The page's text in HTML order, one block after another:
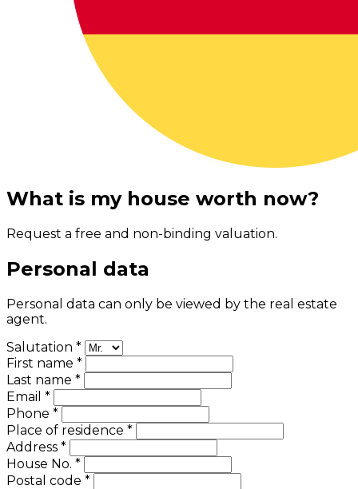
What is my house worth now?
Request a free and non-binding valuation.
Personal data
Personal data can only be viewed by the real estate
agent.
Salutation *
First name *
Last name *
Email *
Phone *
Place of residence *
Address *
House No. *
Postal code *